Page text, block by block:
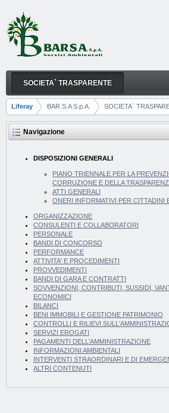
Salta al contenuto
DISPOSIZIONI GENERALI
Navigazione
SOCIETA` TRASPARENTE
Breadcrumb
Liferay BAR.S.A S.p.A. SOCIETA`
Navigazione
DISPOSIZIONI GENERALI
PIANO TRIENNALE PER LA
CORRUZIONE E DELLA
ATTI GENERALI
ONERI INFORMATIVI PER CITTADINI
ORGANIZZAZIONE
CONSULENTI E COLLABORATORI
PERSONALE
BANDI DI CONCORSO
PERFORMANCE
ATTIVITA' E PROCEDIMENTI
PROVVEDIMENTI
BANDI DI GARA E CONTRATTI
SOVVENZIONI, CONTRIBUTI, SUSSIDI,
ECONOMICI
BILANCI
BENI IMMOBILI E GESTIONE PATRIMONIO
CONTROLLI E RILIEVI
SERVIZI EROGATI
PAGAMENTI DELL'AMMINISTRAZIONE
INFORMAZIONI AMBIENTALI
INTERVENTI STRAORDINARI E DI
ALTRI CONTENUTI